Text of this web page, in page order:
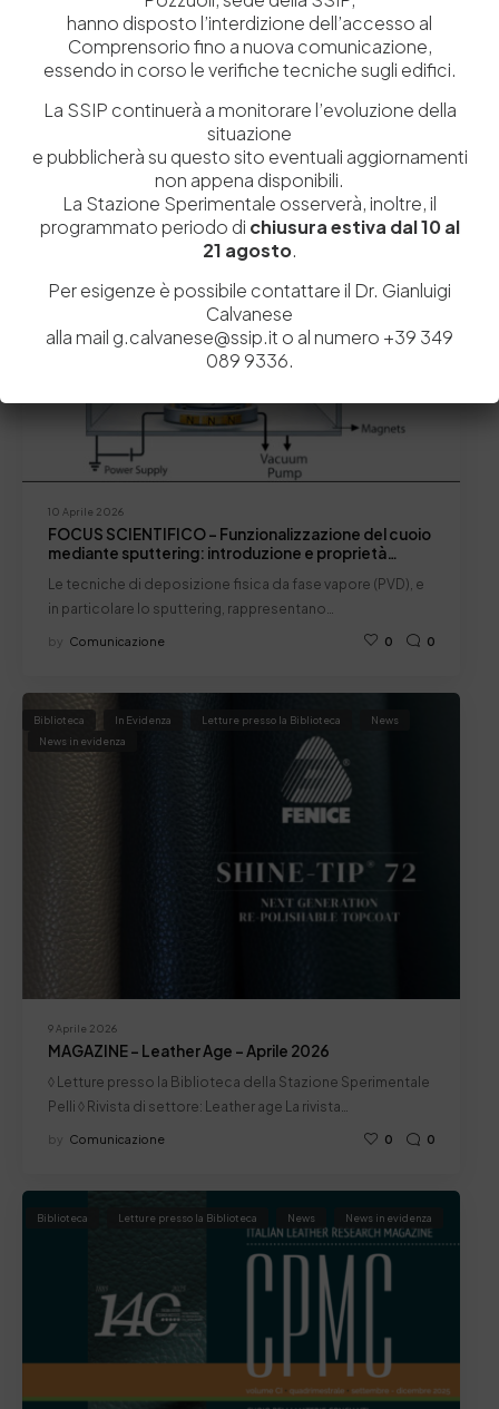
Rivista italiana di Tecnologia e Sistemi per l’Industria della
Moda
10 Aprile 2026
Focus In Evidenza News News in evidenza
FOCUS SCIENTIFICO – Funzionalizzazione del cuoio
mediante sputtering: introduzione e proprietà
Le tecniche di deposizione fisica da fase vapore (PVD), e
in particolare lo sputtering, rappresentano…
by Comunicazione 0 0
9 Aprile 2026
Biblioteca In Evidenza Letture presso la Biblioteca
News
News in evidenza
MAGAZINE – Leather Age – Aprile 2026
◊ Letture presso la Biblioteca della Stazione Sperimentale
Pelli ◊ Rivista di settore: Leather age La rivista…
by Comunicazione 0 0
Biblioteca Letture presso la Biblioteca News News in evidenza
hanno disposto l’interdizione dell’accesso al
Comprensorio fino a nuova comunicazione,
essendo in corso le verifiche tecniche sugli edifici.
La SSIP continuerà a monitorare l’evoluzione della
situazione
e pubblicherà su questo sito eventuali aggiornamenti
non appena disponibili.
La Stazione Sperimentale osserverà, inoltre, il
programmato periodo di chiusura estiva dal 10 al
21 agosto.
Per esigenze è possibile contattare il Dr. Gianluigi
Calvanese
alla mail g.calvanese@ssip.it o al numero +39 349
089 9336.